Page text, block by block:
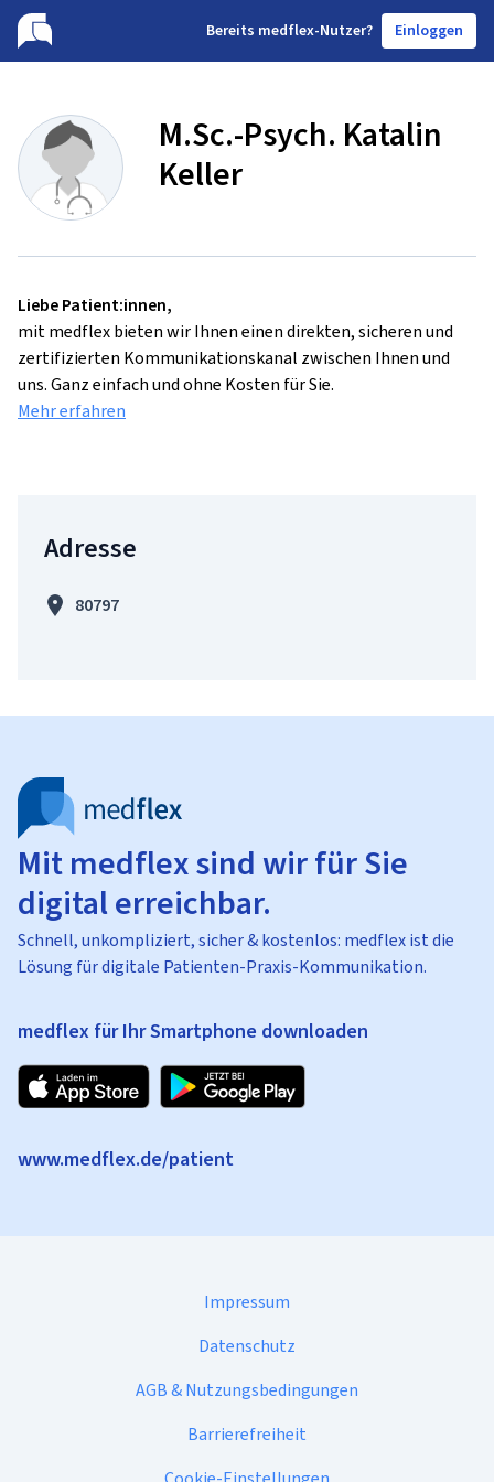
Bereits medflex-Nutzer? Einloggen
M.Sc.-Psych. Katalin
Keller
Liebe Patient:innen,
mit medflex bieten wir Ihnen einen direkten, sicheren und
zertifizierten Kommunikationskanal zwischen Ihnen und
uns. Ganz einfach und ohne Kosten für Sie.
Mehr erfahren
Adresse
80797
Mit medflex sind wir für Sie
digital erreichbar.
Schnell, unkompliziert, sicher & kostenlos: medflex ist die
Lösung für digitale Patienten-Praxis-Kommunikation.
medflex für Ihr Smartphone downloaden
www.medflex.de/patient
Impressum
Datenschutz
AGB & Nutzungsbedingungen
Barrierefreiheit